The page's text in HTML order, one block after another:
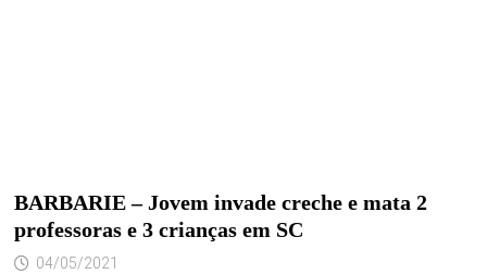
BARBARIE – Jovem invade creche e mata 2
professoras e 3 crianças em SC
04/05/2021